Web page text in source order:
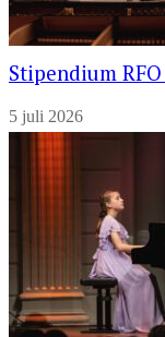
Stipendium
5 juli 2026